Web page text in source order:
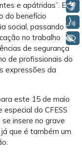
e apátridas”. E
do benefício
social, passando
no trabalho
de segurança
de profissionais do
expressões da
este 15 de maio
do CFESS
insere no grave
que é também um
Libras
Voz